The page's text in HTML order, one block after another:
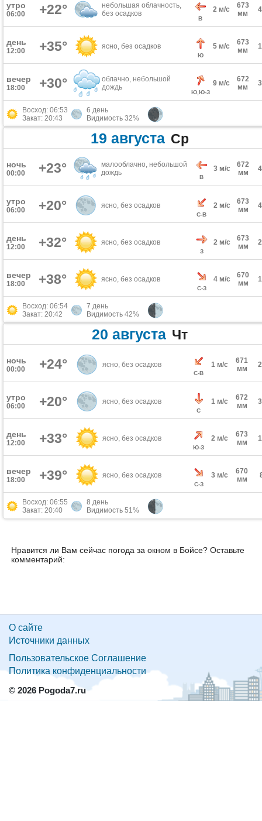
утро
06:00 +22°
небольшая облачность,
без осадков
В
2 м/с
673
мм
день
12:00 +35° ясно, без осадков
Ю
5 м/с
673
мм
вечер
18:00 +30°
облачно, небольшой
дождь
Ю,Ю-З
9 м/с
672
мм
Восход: 06:53
Закат: 20:43
6 день
Видимость 32%
19 августа Ср
ночь
00:00 +23°
малооблачно, небольшой
дождь
В
3 м/с
672
мм
утро
06:00 +20° ясно, без осадков
С-В
2 м/с
673
мм
день
12:00 +32° ясно, без осадков
З
2 м/с
673
мм
вечер
18:00 +38° ясно, без осадков
С-З
4 м/с
670
мм
Восход: 06:54
Закат: 20:42
7 день
Видимость 42%
20 августа Чт
ночь
00:00 +24° ясно, без осадков
С-В
1 м/с
671
мм
утро
06:00 +20° ясно, без осадков
С
1 м/с
672
мм
день
12:00 +33° ясно, без осадков
Ю-З
2 м/с
673
мм
вечер
18:00 +39° ясно, без осадков
С-З
3 м/с
670
мм
Восход: 06:55
Закат: 20:40
8 день
Видимость 51%
Нравится ли Вам сейчас погода за окном в Бойсе? Оставьте
комментарий:
О сайте
Источники данных
Пользовательское Соглашение
Политика конфиденциальности
© 2026 Pogoda7.ru